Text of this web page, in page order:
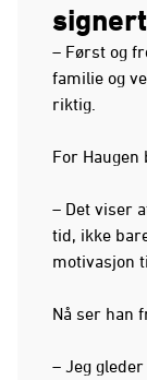
– Først og
familie og
riktig.
For
– Det viser
tid, ikke
motivasjon
Nå ser han
– Jeg